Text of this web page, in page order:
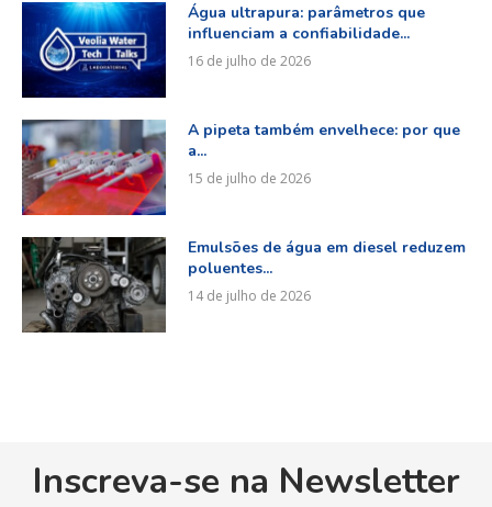
Água ultrapura: parâmetros que
influenciam a confiabilidade...
16 de julho de 2026
A pipeta também envelhece: por que
a...
15 de julho de 2026
Emulsões de água em diesel reduzem
poluentes...
14 de julho de 2026
Inscreva-se na Newsletter